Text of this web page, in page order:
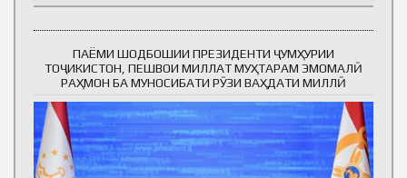
ПАЁМИ ШОДБОШИИ ПРЕЗИДЕНТИ ҶУМҲУРИИ
ТОҶИКИСТОН, ПЕШВОИ МИЛЛАТ МУҲТАРАМ ЭМОМАЛӢ
РАҲМОН БА МУНОСИБАТИ РӮЗИ ВАҲДАТИ МИЛЛӢ